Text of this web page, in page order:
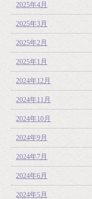
2025年4月
2025年3月
2025年2月
2025年1月
2024年12月
2024年11月
2024年10月
2024年9月
2024年7月
2024年6月
2024年5月